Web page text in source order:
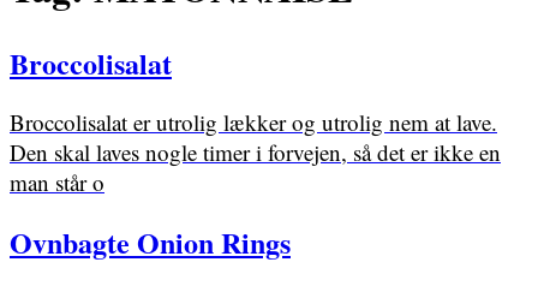
Broccolisalat
Broccolisalat er utrolig lækker og utrolig nem at lave.
Den skal laves nogle timer i forvejen, så det er ikke en
man står o
Ovnbagte Onion Rings